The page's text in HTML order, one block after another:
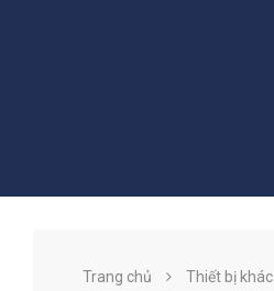
Trang chủ Thiết bị khác